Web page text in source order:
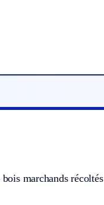
marchands